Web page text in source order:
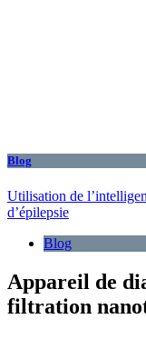
Blog
Utilisation de
d’épilepsie
Blog
Appareil de
filtration